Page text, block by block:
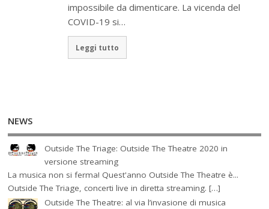
impossibile da dimenticare. La vicenda del
COVID-19 si…
Leggi tutto
NEWS
Outside The Triage: Outside The Theatre 2020 in
versione streaming
La musica non si ferma! Quest'anno Outside The Theatre è...
Outside The Triage, concerti live in diretta streaming. […]
Outside The Theatre: al via l’invasione di musica